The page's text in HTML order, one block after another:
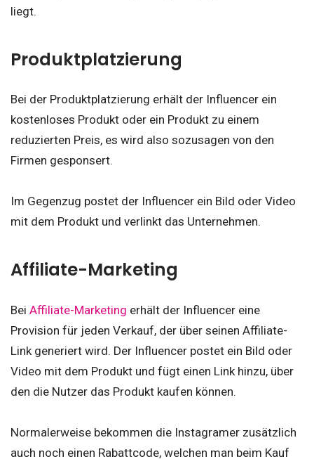
liegt.
Produktplatzierung
Bei der Produktplatzierung erhält der Influencer ein
kostenloses Produkt oder ein Produkt zu einem
reduzierten Preis, es wird also sozusagen von den
Firmen gesponsert.
Im Gegenzug postet der Influencer ein Bild oder Video
mit dem Produkt und verlinkt das Unternehmen.
Affiliate-Marketing
Bei Affiliate-Marketing erhält der Influencer eine
Provision für jeden Verkauf, der über seinen Affiliate-
Link generiert wird. Der Influencer postet ein Bild oder
Video mit dem Produkt und fügt einen Link hinzu, über
den die Nutzer das Produkt kaufen können.
Normalerweise bekommen die Instagramer zusätzlich
auch noch einen Rabattcode, welchen man beim Kauf